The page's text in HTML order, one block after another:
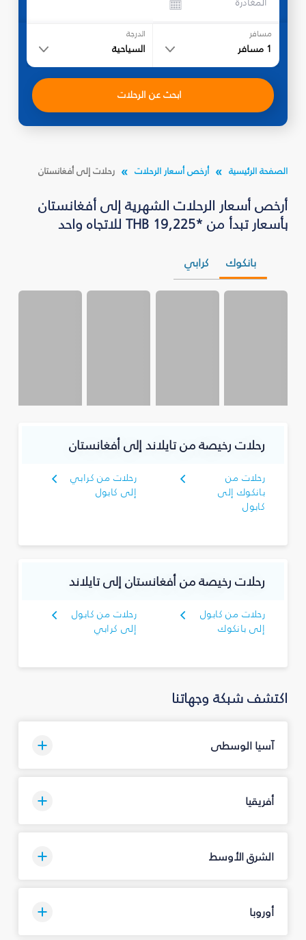
مسافر
1 مسافر
الدرجة
السياحية
ابحث عن الرحلات
الصفحة الرئيسية أرخص أسعار الرحلات رحلات إلى أفغانستان
أرخص أسعار الرحلات الشهرية إلى أفغانستان
بأسعار تبدأ من *THB 19,225 للاتجاه واحد
بانكوك كرابي
رحلات رخيصة من تايلاند إلى أفغانستان
رحلات من
بانكوك إلى
كابول
رحلات من كرابي
إلى كابول
رحلات رخيصة من أفغانستان إلى تايلاند
رحلات من كابول
إلى بانكوك
رحلات من كابول
إلى كرابي
اكتشف شبكة وجهاتنا
آسيا الوسطى
أفريقيا
الشرق الأوسط
أوروبا